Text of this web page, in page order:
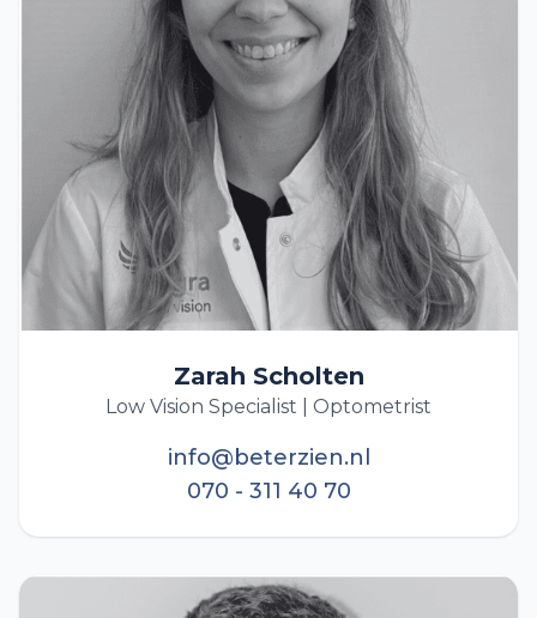
Zarah Scholten
Low Vision Specialist | Optometrist
info@beterzien.nl
070 - 311 40 70